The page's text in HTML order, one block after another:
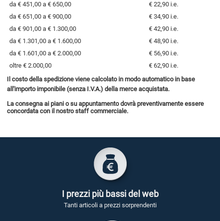
da € 451,00 a € 650,00
€ 22,90 i.e.
da € 651,00 a € 900,00
€ 34,90 i.e.
da € 901,00 a € 1.300,00
€ 42,90 i.e.
da € 1.301,00 a € 1.600,00
€ 48,90 i.e.
da € 1.601,00 a € 2.000,00
€ 56,90 i.e.
oltre € 2.000,00
€ 62,90 i.e.
Il costo della spedizione viene calcolato in modo automatico in base
all'importo imponibile (senza I.V.A.) della merce acquistata.
La consegna ai piani o su appuntamento dovrà preventivamente essere
concordata con il nostro staff commerciale.
I prezzi più bassi del web
Tanti articoli a prezzi sorprendenti